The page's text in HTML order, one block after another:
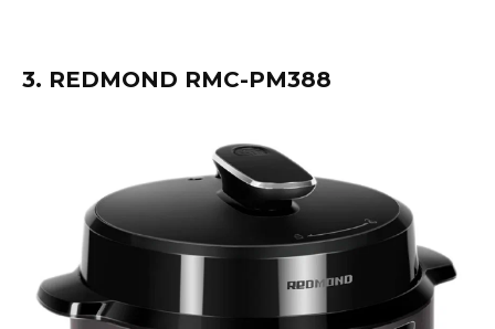
3. REDMOND RMC-PM388